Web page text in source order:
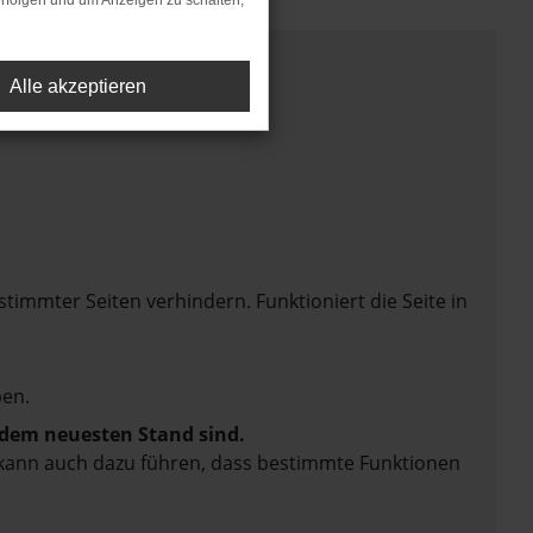
Seiten verhindern. Funktioniert die Seite in
neuesten Stand sind.
auch dazu führen, dass bestimmte Funktionen
Alle akzeptieren